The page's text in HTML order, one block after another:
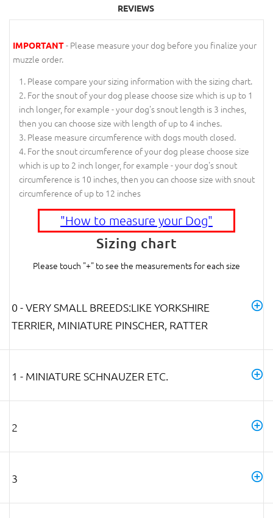
REVIEWS
IMPORTANT- Please measure your dog before you finalize your
muzzle order.
Please compare your sizing information with the sizing chart.
For the snout of your dog please choose size which is up to 1
inch longer, for example - your dog's snout length is 3 inches,
then you can choose size with length of up to 4 inches.
Please measure circumference with dogs mouth closed.
For the snout circumference of your dog please choose size
which is up to 2 inch longer, for example - your dog's snout
circumference is 10 inches, then you can choose size with snout
circumference of up to 12 inches
"How to measure your Dog"
Sizing chart
Please touch "+" to see the measurements for each size
0 - VERY SMALL BREEDS:LIKE YORKSHIRE
TERRIER, MINIATURE PINSCHER, RATTER
1 - MINIATURE SCHNAUZER ETC.
2
3